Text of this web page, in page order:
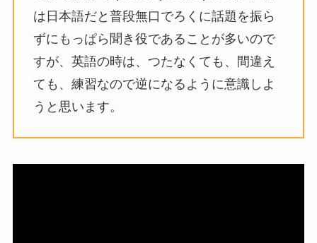
は日本語だと普段無口でろくに話題を振ら
ずにもっぱら聞き役であることが多いので
すが、英語の時は、つたなくても、間違え
ても、練習なので逆になるように意識しよ
うと思います。